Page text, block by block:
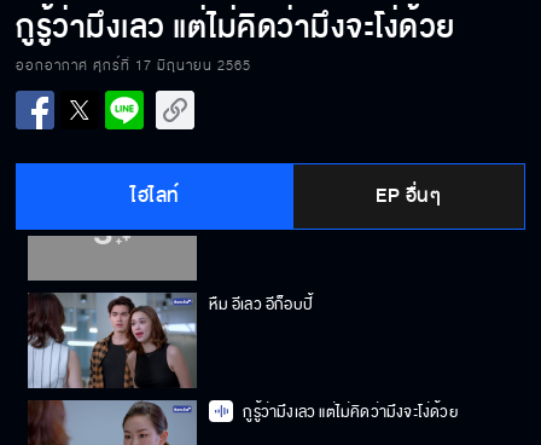
กูรู้ว่ามึงเลว แต่ไม่คิดว่ามึงจะโง่ด้วย
ออกอากาศ ศุกร์ที่ 17 มิถุนายน 2565
ไฮไลท์ EP อื่นๆ
พี่ทิ้งหวานได้ยังไง โคตรโง่เลย
หืม อีเลว อีก็อบปี้
กูรู้ว่ามึงเลว แต่ไม่คิดว่ามึงจะโง่ด้วย